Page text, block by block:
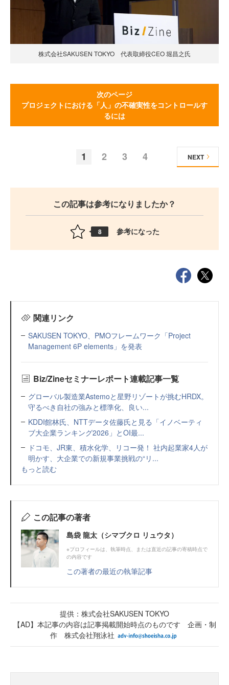
株式会社SAKUSEN TOKYO 代表取締役CEO 堀昌之氏
次のページ
プロジェクトにおける「人」の不確実性をコントロールす
るには
1 2 3 4 NEXT
この記事は参考になりましたか？
8 参考になった
関連リンク
SAKUSEN TOKYO、PMOフレームワーク「Project
Management 6P elements」を発表
Biz/Zineセミナーレポート連載記事一覧
グローバル製造業Astemoと星野リゾートが挑むHRDX。
守るべき自社の強みと標準化、良い...
KDDI館林氏、NTTデータ佐藤氏と見る「イノベーティ
ブ大企業ランキング2026」とOI最...
ドコモ、JR東、積水化学、リコー発！ 社内起業家4人が
明かす、大企業での新規事業挑戦の“リ...
もっと読む
この記事の著者
島袋 龍太（シマブクロ リュウタ）
※プロフィールは、執筆時点、または直近の記事の寄稿時点で
の内容です
この著者の最近の執筆記事
提供：株式会社SAKUSEN TOKYO
【AD】本記事の内容は記事掲載開始時点のものです 企画・制
作 株式会社翔泳社